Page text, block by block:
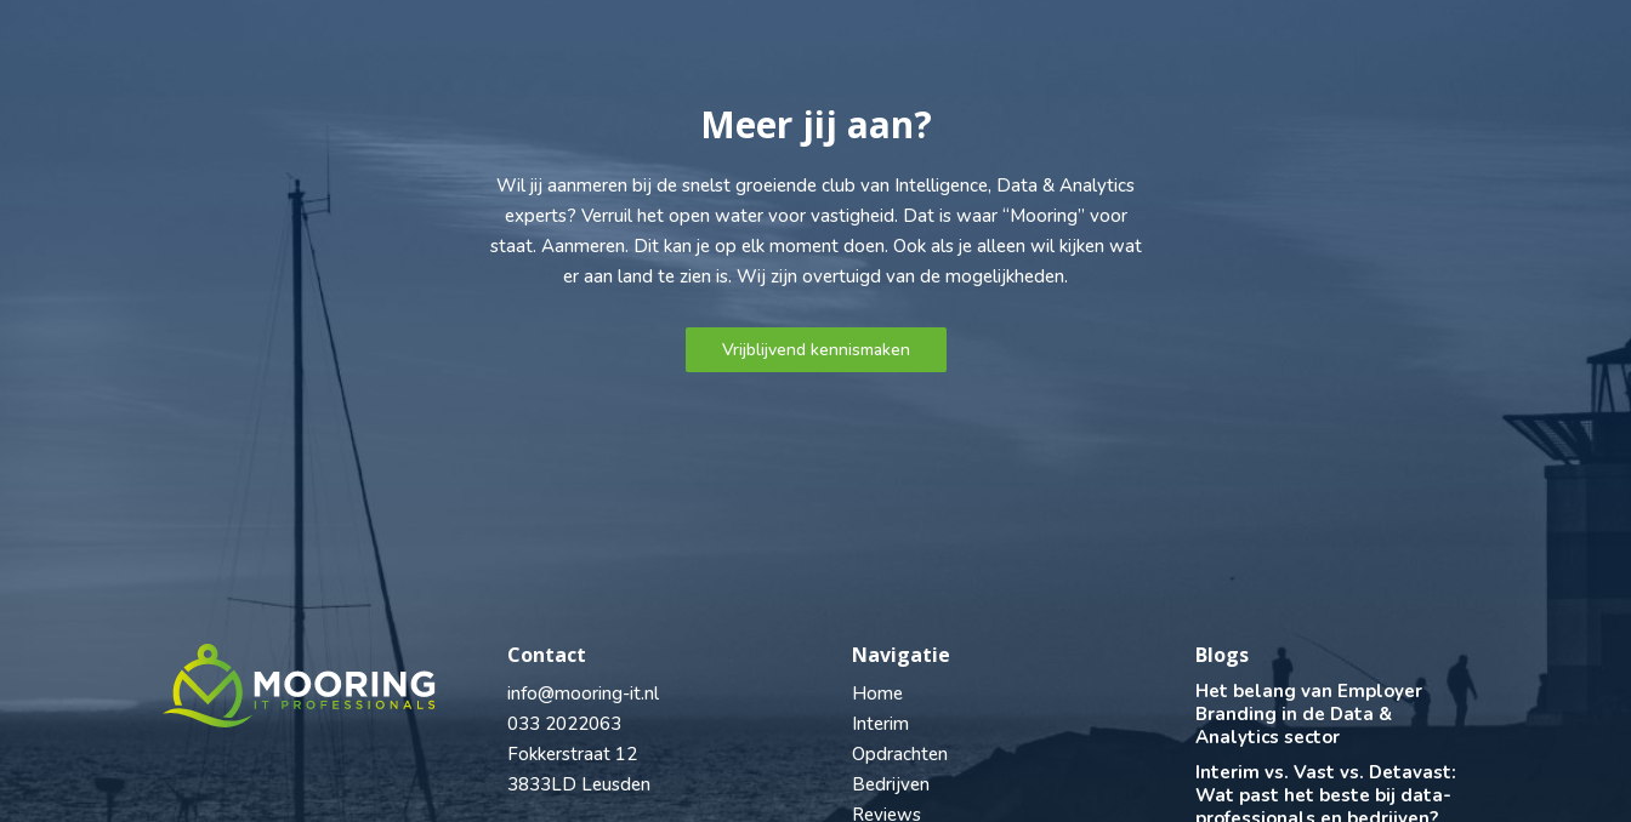
Meer jij aan?
Wil jij aanmeren bij de snelst groeiende club van Intelligence, Data & Analytics
experts? Verruil het open water voor vastigheid. Dat is waar “Mooring” voor
staat. Aanmeren. Dit kan je op elk moment doen. Ook als je alleen wil kijken wat
er aan land te zien is. Wij zijn overtuigd van de mogelijkheden.
Vrijblijvend kennismaken
Contact
info@mooring-it.nl
033 2022063
Fokkerstraat 12
3833LD Leusden
Navigatie
Home
Interim
Opdrachten
Bedrijven
Reviews
Blogs
Het belang van Employer
Branding in de Data &
Analytics sector
Interim vs. Vast vs. Detavast:
Wat past het beste bij data-